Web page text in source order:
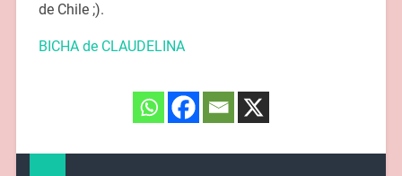
de Chile ;).
BICHA de CLAUDELINA